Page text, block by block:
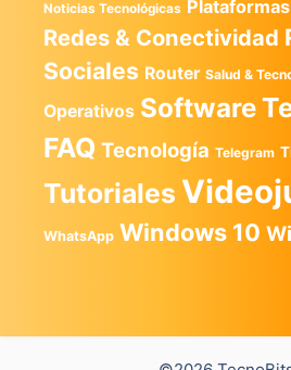
Noticias Tecnológicas
Redes & Conectividad
Sociales Router Salud &
Operativos Software
FAQ Tecnología Telegram
Tutoriales
WhatsApp Windows 10